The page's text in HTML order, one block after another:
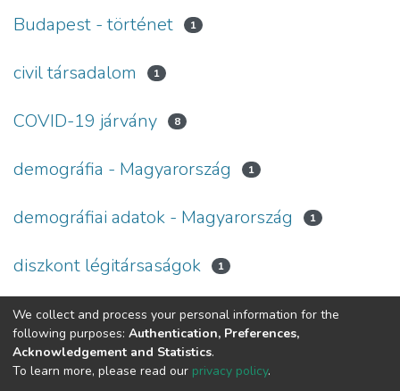
Budapest - történet 1
civil társadalom 1
COVID-19 járvány 8
demográfia - Magyarország 1
demográfiai adatok - Magyarország 1
diszkont légitársaságok 1
1(current)
2 3 4 5 6 7 8 9 10 ...
We collect and process your personal information for the
following purposes: Authentication, Preferences,
Acknowledgement and Statistics.
To learn more, please read our privacy policy.